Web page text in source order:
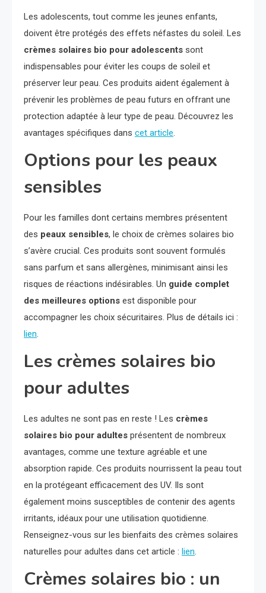
Les adolescents, tout comme les jeunes enfants,
doivent être protégés des effets néfastes du soleil. Les
crèmes solaires bio pour adolescents sont
indispensables pour éviter les coups de soleil et
préserver leur peau. Ces produits aident également à
prévenir les problèmes de peau futurs en offrant une
protection adaptée à leur type de peau. Découvrez les
avantages spécifiques dans cet article.
Options pour les peaux
sensibles
Pour les familles dont certains membres présentent
des peaux sensibles, le choix de crèmes solaires bio
s’avère crucial. Ces produits sont souvent formulés
sans parfum et sans allergènes, minimisant ainsi les
risques de réactions indésirables. Un guide complet
des meilleures options est disponible pour
accompagner les choix sécuritaires. Plus de détails ici :
lien.
Les crèmes solaires bio
pour adultes
Les adultes ne sont pas en reste ! Les crèmes
solaires bio pour adultes présentent de nombreux
avantages, comme une texture agréable et une
absorption rapide. Ces produits nourrissent la peau tout
en la protégeant efficacement des UV. Ils sont
également moins susceptibles de contenir des agents
irritants, idéaux pour une utilisation quotidienne.
Renseignez-vous sur les bienfaits des crèmes solaires
naturelles pour adultes dans cet article : lien.
Crèmes solaires bio : un